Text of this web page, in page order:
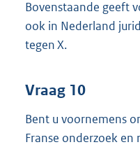
Bovenstaande geeft
ook in Nederland
tegen X.
Vraag 10
Bent u voornemens
Franse onderzoek